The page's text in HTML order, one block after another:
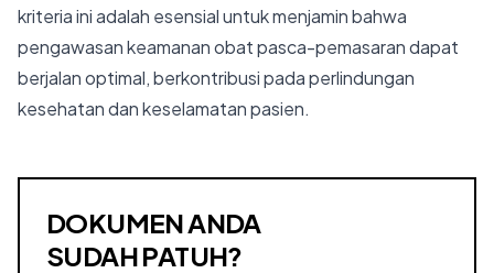
kriteria ini adalah esensial untuk menjamin bahwa
pengawasan keamanan obat pasca-pemasaran dapat
berjalan optimal, berkontribusi pada perlindungan
kesehatan dan keselamatan pasien.
DOKUMEN ANDA
SUDAH PATUH?